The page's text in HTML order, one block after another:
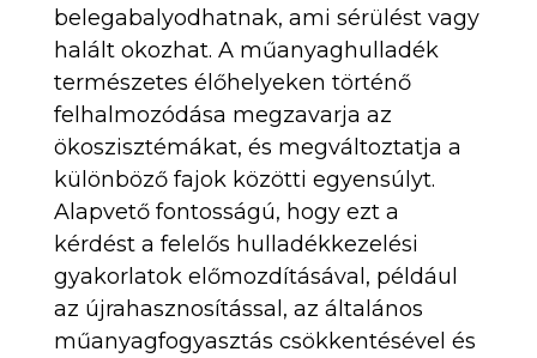
belegabalyodhatnak, ami sérülést vagy
halált okozhat. A műanyaghulladék
természetes élőhelyeken történő
felhalmozódása megzavarja az
ökoszisztémákat, és megváltoztatja a
különböző fajok közötti egyensúlyt.
Alapvető fontosságú, hogy ezt a
kérdést a felelős hulladékkezelési
gyakorlatok előmozdításával, például
az újrahasznosítással, az általános
műanyagfogyasztás csökkentésével és